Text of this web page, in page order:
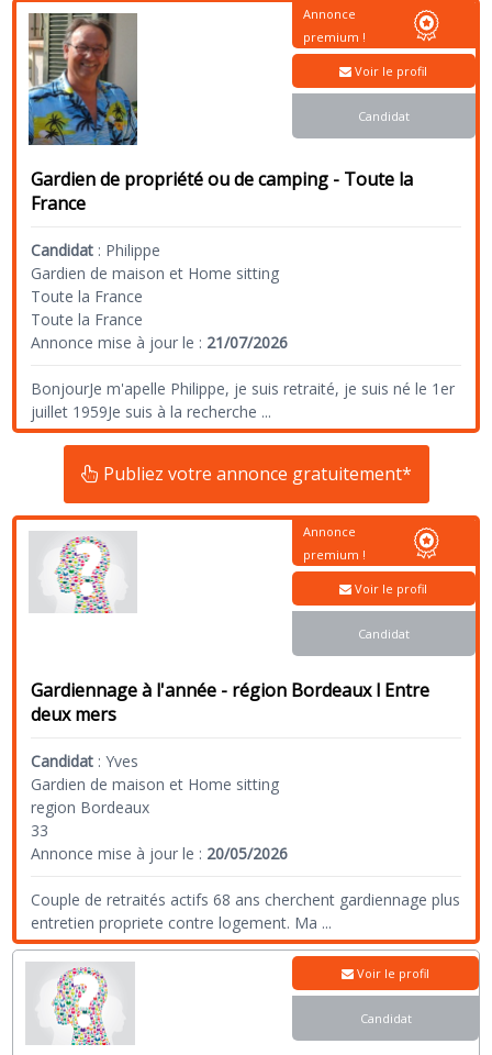
Gardien de propriété ou de camping - Toute la
France
Candidat : Philippe
Gardien de maison et Home sitting
Toute la France
Toute la France
Annonce mise à jour le : 21/07/2026
BonjourJe m'apelle Philippe, je suis retraité, je suis né le 1er
juillet 1959Je suis à la recherche ...
Annonce
premium !
Voir le profil
Candidat
Publiez votre annonce gratuitement*
Gardiennage à l'année - région Bordeaux l Entre
deux mers
Candidat :Yves
Gardien de maison et Home sitting
region Bordeaux
33
Annonce mise à jour le : 20/05/2026
Couple de retraités actifs 68 ans cherchent gardiennage plus
entretien propriete contre logement. Ma ...
Annonce
premium !
Voir le profil
Candidat
Voir le profil
Candidat